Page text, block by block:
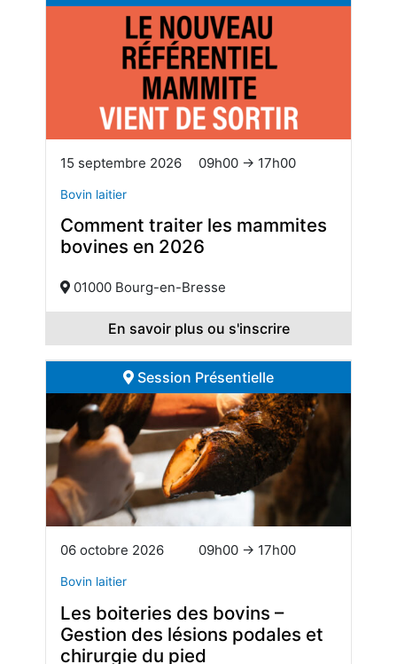
15 septembre 2026 09h00 → 17h00
Bovin laitier
Comment traiter les mammites
bovines en 2026
01000 Bourg-en-Bresse
En savoir plus ou s'inscrire
Session Présentielle
06 octobre 2026 09h00 → 17h00
Bovin laitier
Les boiteries des bovins –
Gestion des lésions podales et
chirurgie du pied